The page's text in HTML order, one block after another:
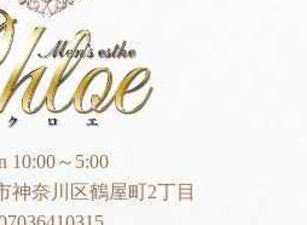
10:00～5:00
神奈川区鶴屋町2丁目